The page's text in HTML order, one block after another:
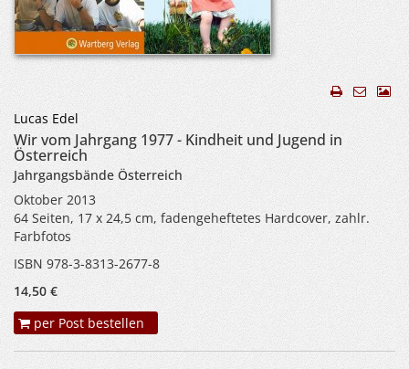
Lucas Edel
Wir vom Jahrgang 1977 - Kindheit und Jugend in
Österreich
Jahrgangsbände Österreich
Oktober 2013
64 Seiten, 17 x 24,5 cm, fadengeheftetes Hardcover, zahlr.
Farbfotos
ISBN 978-3-8313-2677-8
14,50 €
per Post bestellen